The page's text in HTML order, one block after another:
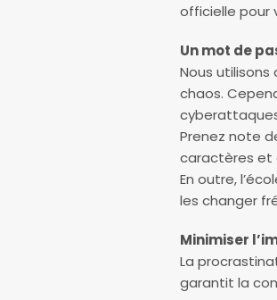
officielle pour
Un mot de
Nous
chaos.
Prenez note
caractères et
En outre,
les changer
Minimiser
La
garantit la